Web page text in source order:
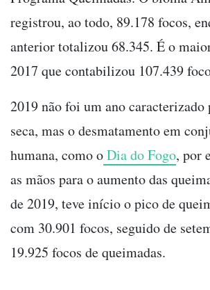
registrou, ao todo, 89.178 focos,
anterior totalizou 68.345. É o
2017 que contabilizou 107.439
2019 não foi um ano caracterizado
seca, mas o desmatamento em
humana, como oDia do Fogo, por
as mãos para o aumento das
de 2019, teve início o pico de
com 30.901 focos, seguido de
19.925 focos de queimadas.